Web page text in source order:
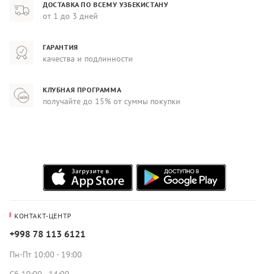
ДОСТАВКА ПО ВСЕМУ УЗБЕКИСТАНУ
от 1 до 3 дней
ГАРАНТИЯ
качества и подлинности
КЛУБНАЯ ПРОГРАММА
получайте до 15% от суммы покупки
КОНТАКТ-ЦЕНТР
+998 78 113 6121
Пн-Пт 10:00 - 19:00